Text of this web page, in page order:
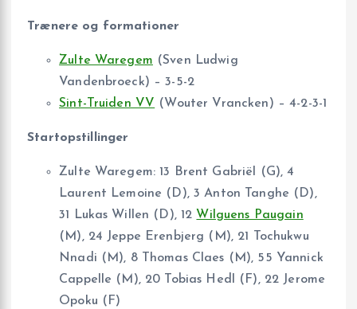
Trænere og formationer
Zulte Waregem (Sven Ludwig
Vandenbroeck) – 3-5-2
Sint-Truiden VV (Wouter Vrancken) – 4-2-3-1
Startopstillinger
Zulte Waregem: 13 Brent Gabriël (G), 4
Laurent Lemoine (D), 3 Anton Tanghe (D),
31 Lukas Willen (D), 12 Wilguens Paugain
(M), 24 Jeppe Erenbjerg (M), 21 Tochukwu
Nnadi (M), 8 Thomas Claes (M), 55 Yannick
Cappelle (M), 20 Tobias Hedl (F), 22 Jerome
Opoku (F)